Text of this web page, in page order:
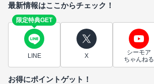
最新情報はここからチェック！
限定特典GET
LINE X
シーモア
ちゃんねる
お得にポイントゲット！